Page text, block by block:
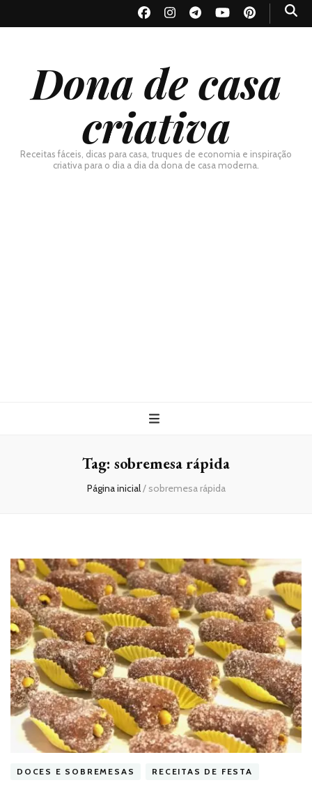
Dona de casa
criativa
Receitas fáceis, dicas para casa, truques de economia e inspiração
criativa para o dia a dia da dona de casa moderna.
Tag: sobremesa rápida
Página inicial/ sobremesa rápida
DOCES E SOBREMESAS RECEITAS DE FESTA